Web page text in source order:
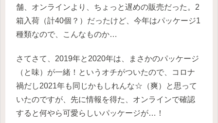
舗、オンラインより、ちょっと遅めの販売だった。2
箱入荷（計40個？）だったけど、今年はパッケージ1
種類なので、こんなものか…
さてさて、2019年と2020年は、まさかのパッケージ
（と味）が一緒！というオチがついたので、コロナ
禍だし2021年も同じかもしれんな☆（爽）と思って
いたのですが、先に情報を得た、オンラインで確認
すると何やら可愛らしいパッケージが…！